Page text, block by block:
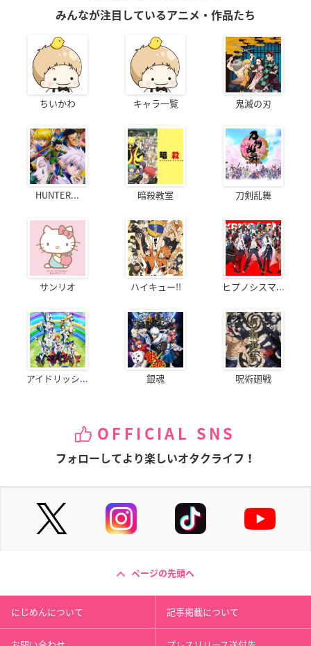
みんなが注目しているアニメ・作品たち
ちいかわ キャラ一覧 鬼滅の刃
HUNTER... 暗殺教室 刀剣乱舞
サンリオ ハイキュー!! ヒプノシスマ...
アイドリッシ... 銀魂 呪術廻戦
OFFICIAL SNS
フォローしてより楽しいオタクライフ！
ページの先頭へ
にじめんについて 記事掲載について